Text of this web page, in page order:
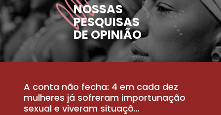
NOSSAS
PESQUISAS
DE OPINIÃO
A conta não fecha: 4 em cada dez
mulheres já sofreram importunação
sexual e viveram situaçõ...